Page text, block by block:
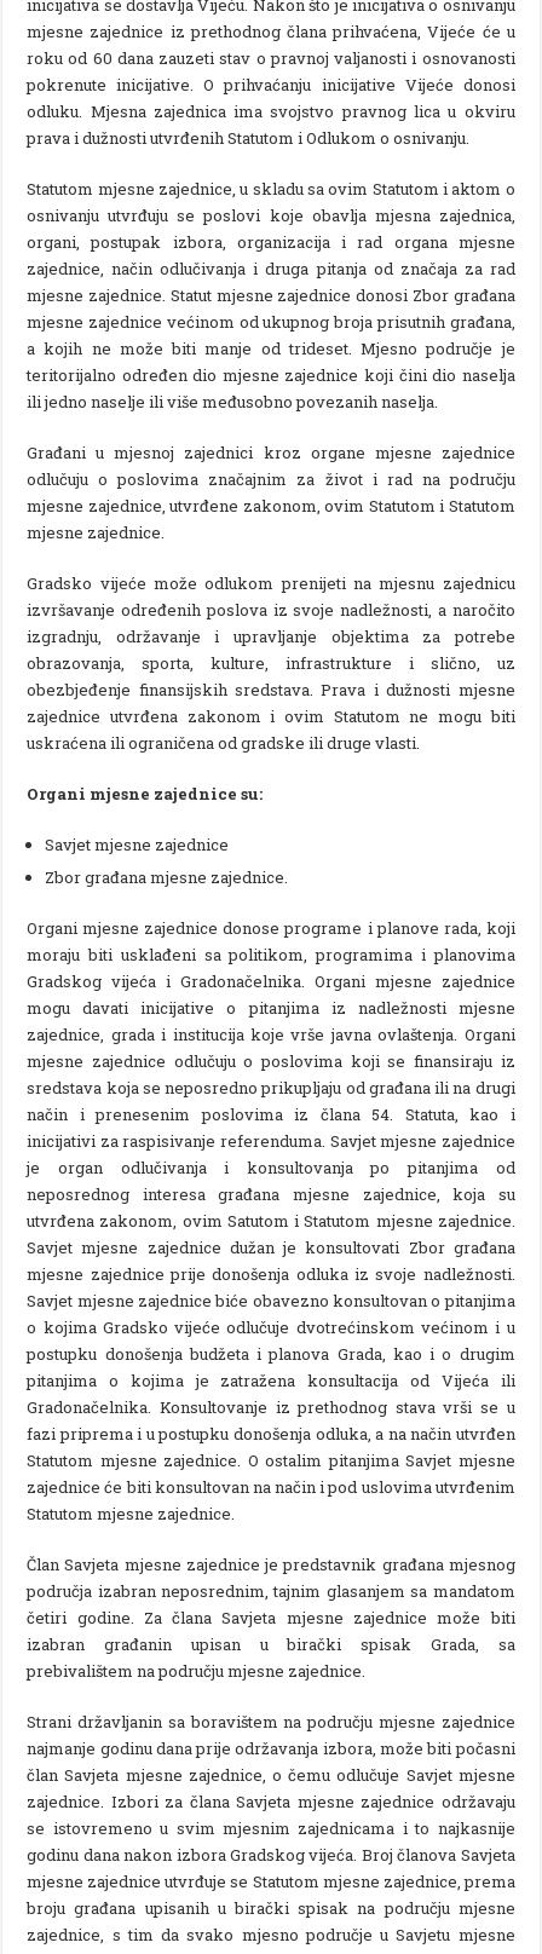
mjesne zajednice iz prethodnog člana prihvaćena, Vijeće će u
roku od 60 dana zauzeti stav o pravnoj valjanosti i osnovanosti
pokrenute inicijative. O prihvaćanju inicijative Vijeće donosi
odluku. Mjesna zajednica ima svojstvo pravnog lica u okviru
prava i dužnosti utvrđenih Statutom i Odlukom o osnivanju.
Statutom mjesne zajednice, u skladu sa ovim Statutom i aktom o
osnivanju utvrđuju se poslovi koje obavlja mjesna zajednica,
organi, postupak izbora, organizacija i rad organa mjesne
zajednice, način odlučivanja i druga pitanja od značaja za rad
mjesne zajednice. Statut mjesne zajednice donosi Zbor građana
mjesne zajednice većinom od ukupnog broja prisutnih građana,
a kojih ne može biti manje od trideset. Mjesno područje je
teritorijalno određen dio mjesne zajednice koji čini dio naselja
ili jedno naselje ili više međusobno povezanih naselja.
Građani u mjesnoj zajednici kroz organe mjesne zajednice
odlučuju o poslovima značajnim za život i rad na području
mjesne zajednice, utvrđene zakonom, ovim Statutom i Statutom
mjesne zajednice.
Gradsko vijeće može odlukom prenijeti na mjesnu zajednicu
izvršavanje određenih poslova iz svoje nadležnosti, a naročito
izgradnju, održavanje i upravljanje objektima za potrebe
obrazovanja, sporta, kulture, infrastrukture i slično, uz
obezbjeđenje finansijskih sredstava. Prava i dužnosti mjesne
zajednice utvrđena zakonom i ovim Statutom ne mogu biti
uskraćena ili ograničena od gradske ili druge vlasti.
Organi mjesne zajednice su:
Savjet mjesne zajednice
Zbor građana mjesne zajednice.
Organi mjesne zajednice donose programe i planove rada, koji
moraju biti usklađeni sa politikom, programima i planovima
Gradskog vijeća i Gradonačelnika. Organi mjesne zajednice
mogu davati inicijative o pitanjima iz nadležnosti mjesne
zajednice, grada i institucija koje vrše javna ovlaštenja. Organi
mjesne zajednice odlučuju o poslovima koji se finansiraju iz
sredstava koja se neposredno prikupljaju od građana ili na drugi
način i prenesenim poslovima iz člana 54. Statuta, kao i
inicijativi za raspisivanje referenduma. Savjet mjesne zajednice
je organ odlučivanja i konsultovanja po pitanjima od
neposrednog interesa građana mjesne zajednice, koja su
utvrđena zakonom, ovim Satutom i Statutom mjesne zajednice.
Savjet mjesne zajednice dužan je konsultovati Zbor građana
mjesne zajednice prije donošenja odluka iz svoje nadležnosti.
Savjet mjesne zajednice biće obavezno konsultovan o pitanjima
o kojima Gradsko vijeće odlučuje dvotrećinskom većinom i u
postupku donošenja budžeta i planova Grada, kao i o drugim
pitanjima o kojima je zatražena konsultacija od Vijeća ili
Gradonačelnika. Konsultovanje iz prethodnog stava vrši se u
fazi priprema i u postupku donošenja odluka, a na način utvrđen
Statutom mjesne zajednice. O ostalim pitanjima Savjet mjesne
zajednice će biti konsultovan na način i pod uslovima utvrđenim
Statutom mjesne zajednice.
Član Savjeta mjesne zajednice je predstavnik građana mjesnog
područja izabran neposrednim, tajnim glasanjem sa mandatom
četiri godine. Za člana Savjeta mjesne zajednice može biti
izabran građanin upisan u birački spisak Grada, sa
prebivalištem na području mjesne zajednice.
Strani državljanin sa boravištem na području mjesne zajednice
najmanje godinu dana prije održavanja izbora, može biti počasni
član Savjeta mjesne zajednice, o čemu odlučuje Savjet mjesne
zajednice. Izbori za člana Savjeta mjesne zajednice održavaju
se istovremeno u svim mjesnim zajednicama i to najkasnije
godinu dana nakon izbora Gradskog vijeća. Broj članova Savjeta
mjesne zajednice utvrđuje se Statutom mjesne zajednice, prema
broju građana upisanih u birački spisak na području mjesne
zajednice, s tim da svako mjesno područje u Savjetu mjesne